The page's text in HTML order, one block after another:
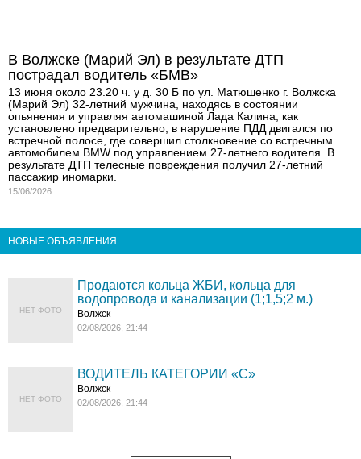
В Волжске (Марий Эл) в результате ДТП
пострадал водитель «БМВ»
13 июня около 23.20 ч. у д. 30 Б по ул. Матюшенко г. Волжска
(Марий Эл) 32-летний мужчина, находясь в состоянии
опьянения и управляя автомашиной Лада Калина, как
установлено предварительно, в нарушение ПДД двигался по
встречной полосе, где совершил столкновение со встречным
автомобилем BMW под управлением 27-летнего водителя. В
результате ДТП телесные повреждения получил 27-летний
пассажир иномарки.
15/06/2026
НОВЫЕ ОБЪЯВЛЕНИЯ
НЕТ ФОТО
Продаются кольца ЖБИ, кольца для
водопровода и канализации (1;1,5;2 м.)
Волжск
02/08/2026, 21:44
НЕТ ФОТО
ВОДИТЕЛЬ КАТЕГОРИИ «C»
Волжск
02/08/2026, 21:44